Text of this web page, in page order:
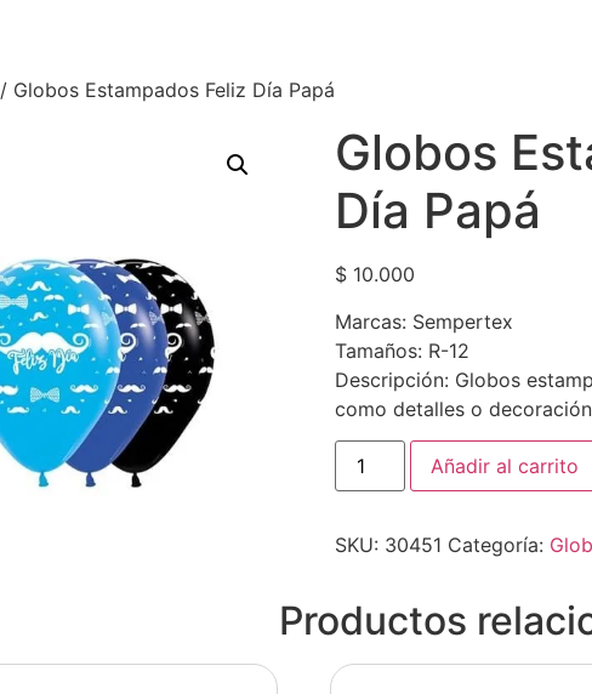
/ Globos Estampados Feliz Día Papá
Globos
Día Papá
$10.000
Marcas: Sempertex
Tamaños: R-12
Descripción: Globos
como detalles o
Añadir al carrito
SKU: 30451 Categoría:
Productos